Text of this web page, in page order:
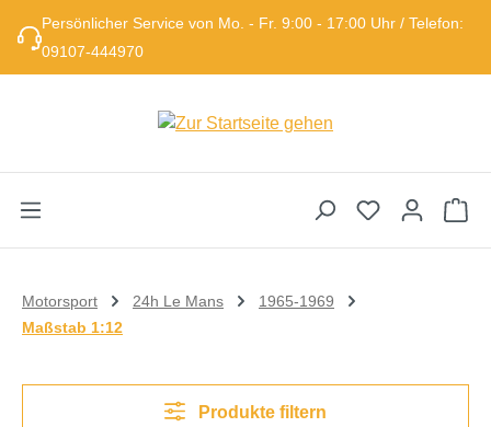
Zum Hauptinhalt springen
Persönlicher Service von Mo. - Fr. 9:00 - 17:00 Uhr / Telefon:
09107-444970
Motorsport 24h Le Mans
1965-1969
Maßstab 1:12
Produkte filtern